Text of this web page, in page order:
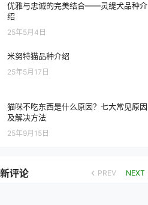
优雅与忠诚的完美结合——灵缇犬品种介
绍
25年5月4日
米努特猫品种介绍
25年5月17日
猫咪不吃东西是什么原因？七大常见原因
及解决方法
25年9月15日
评论 PREV NEXT